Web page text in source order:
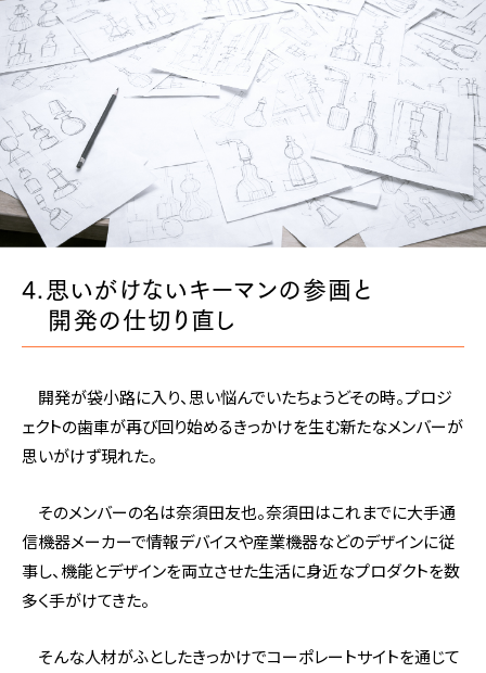
4.思いがけないキーマンの参画と
開発の仕切り直し
開発が袋小路に入り、思い悩んでいたちょうどその時。プロジ
ェクトの歯車が再び回り始めるきっかけを生む新たなメンバーが
思いがけず現れた。
そのメンバーの名は奈須田友也。奈須田はこれまでに大手通
信機器メーカーで情報デバイスや産業機器などのデザインに従
事し、機能とデザインを両立させた生活に身近なプロダクトを数
多く手がけてきた。
そんな人材がふとしたきっかけでコーポレートサイトを通じて